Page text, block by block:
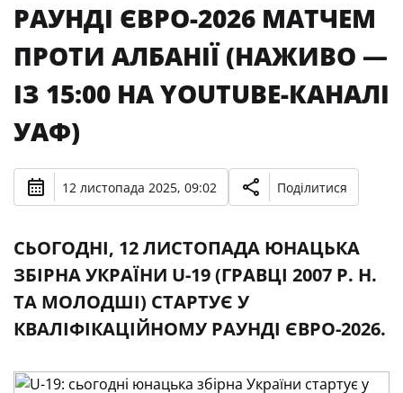
РАУНДІ ЄВРО-2026 МАТЧЕМ
ПРОТИ АЛБАНІЇ (НАЖИВО —
ІЗ 15:00 НА YOUTUBE-КАНАЛІ
УАФ)
12 листопада 2025, 09:02 Поділитися
СЬОГОДНІ, 12 ЛИСТОПАДА ЮНАЦЬКА
ЗБІРНА УКРАЇНИ U-19 (ГРАВЦІ 2007 Р. Н.
ТА МОЛОДШІ) СТАРТУЄ У
КВАЛІФІКАЦІЙНОМУ РАУНДІ ЄВРО-2026.